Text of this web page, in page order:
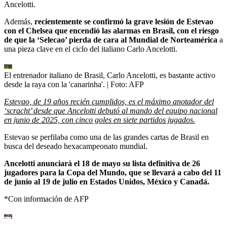
Ancelotti.
Además, recientemente se confirmó la grave lesión de Estevao
con el Chelsea que encendió las alarmas en Brasil, con el riesgo
de que la ‘Selecao’ pierda de cara al Mundial de Norteamérica a
una pieza clave en el ciclo del italiano Carlo Ancelotti.
El entrenador italiano de Brasil, Carlo Ancelotti, es bastante activo
desde la raya con la 'canarinha'. | Foto: AFP
Estevao, de 19 años recién cumplidos, es el máximo anotador del
‘scracht’ desde que Ancelotti debutó al mando del equipo nacional
en junio de 2025, con cinco goles en siete partidos jugados.
Estevao se perfilaba como una de las grandes cartas de Brasil en
busca del deseado hexacampeonato mundial.
Ancelotti anunciará el 18 de mayo su lista definitiva de 26
jugadores para la Copa del Mundo, que se llevará a cabo del 11
de junio al 19 de julio en Estados Unidos, México y Canadá.
*Con información de AFP